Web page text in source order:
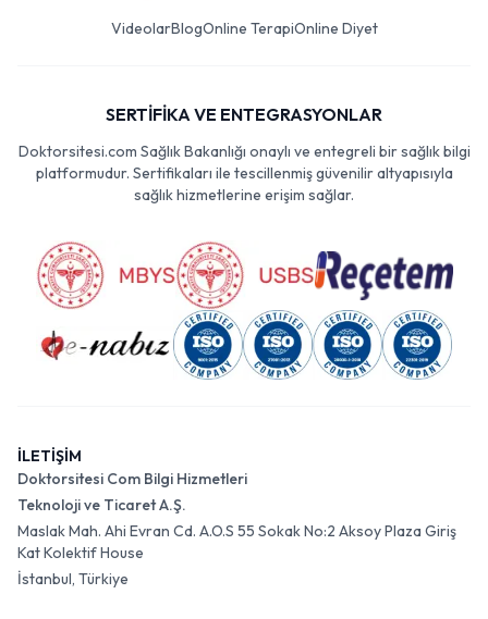
VideolarBlogOnline TerapiOnline Diyet
SERTİFİKA VE ENTEGRASYONLAR
Doktorsitesi.com Sağlık Bakanlığı onaylı ve entegreli bir sağlık bilgi
platformudur. Sertifikaları ile tescillenmiş güvenilir altyapısıyla
sağlık hizmetlerine erişim sağlar.
İLETİŞİM
Doktorsitesi Com Bilgi Hizmetleri
Teknoloji ve Ticaret A.Ş.
Maslak Mah. Ahi Evran Cd. A.O.S 55 Sokak No:2 Aksoy Plaza Giriş
Kat Kolektif House
İstanbul, Türkiye